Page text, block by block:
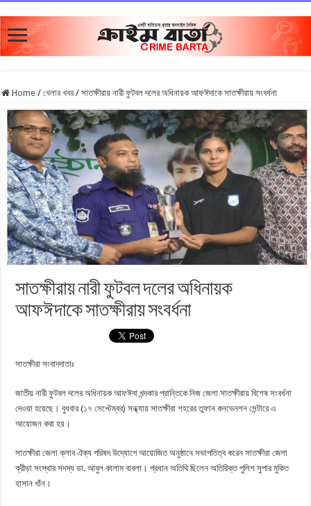
Home / খেলার খবর / সাতক্ষীরায় নারী ফুটবল দলের অধিনায়ক আফঈদাকে সাতক্ষীরায় সংবর্ধনা
সাতক্ষীরায় নারী ফুটবল দলের অধিনায়ক
আফঈদাকে সাতক্ষীরায় সংবর্ধনা
সাতক্ষীরা সংবাদদাতাঃ
জাতীয় নারী ফুটবল দলের অধিনায়ক আফঈদা খন্দকার প্রান্তিকে নিজ জেলা সাতক্ষীরায় বিশেষ সংবর্ধনা
দেওয়া হয়েছে। বুধবার (১৭ সেপ্টেম্বর) সন্ধ্যায় সাতক্ষীরা শহরের তুফান কনভেনশন সেন্টারে এ
আয়োজন করা হয়।
সাতক্ষীরা জেলা ক্লাব ঐক্য পরিষদ উদ্যোগে আয়োজিত অনুষ্ঠানে সভাপতিত্ব করেন সাতক্ষীরা জেলা
ক্রীড়া সংস্থার সদস্য ডা. আবুল কালাম বাবলা। প্রধান অতিথি ছিলেন অতিরিক্ত পুলিশ সুপার মুকিত
হাসান খাঁন।